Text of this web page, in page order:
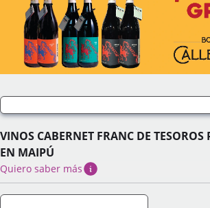
VINOS CABERNET FRANC DE TESOROS
EN MAIPÚ
Quiero saber más